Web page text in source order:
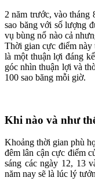
2 năm trước, vào tháng
sao băng với số lượng
vụ bùng nổ nào cả
Thời gian cực điểm
là một thuận lợi đáng
góc nhìn thuận lợi và
100 sao băng mỗi giờ.
Khi nào và như
Khoảng thời gian phù
đêm lân cận cực điểm
sáng các ngày 12, 13
năm nay sẽ là lúc lý